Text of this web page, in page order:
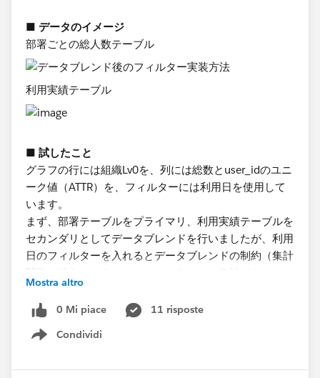
■ データのイメージ
部署ごとの総人数テーブル
利用実績テーブル
■ 試したこと
グラフの行には組織Lv0を、列には総数とuser_idのユニ
ーク値（ATTR）を、フィルターには利用日を使用して
います。
まず、部署テーブルをプライマリ、利用実績テーブルを
セカンダリとしてデータブレンドを行いましたが、利用
日のフィルターを入れるとデータブレンドの制約（集計
関数が使えない？）にひっかかるため、集計できませ
ん。
次に、テーブルを逆にしてデータブレンドしたのです
ない項目が消えてしまいます。
Mostra altro
0 Mi piace
11 risposte
Condividi
Show menu